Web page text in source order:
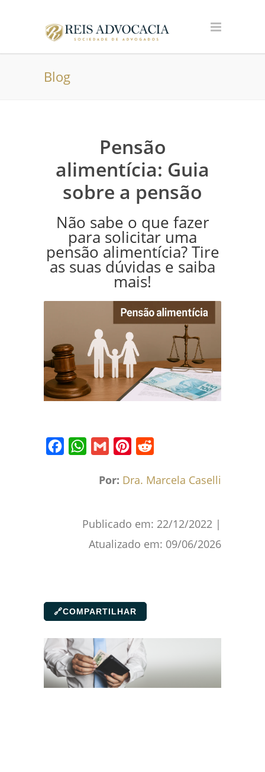
Blog
Pensão
alimentícia: Guia
sobre a pensão
Não sabe o que fazer
para solicitar uma
pensão alimentícia? Tire
as suas dúvidas e saiba
mais!
FacebookWhatsApp
Gmail Pinterest
Por: Dra. Marcela Caselli
Publicado em: 22/12/2022 |
Atualizado em: 09/06/2026
🔗COMPARTILHAR